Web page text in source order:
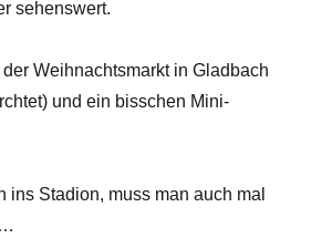
sehenswert.
Weihnachtsmarkt in Gladbach
und ein bisschen Mini-
ins Stadion, muss man auch mal